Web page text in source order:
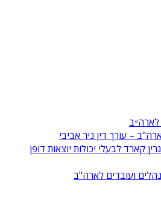
ויזת EB-1/O1 גרין קארד לבעלי יכולות יוצאות דופן